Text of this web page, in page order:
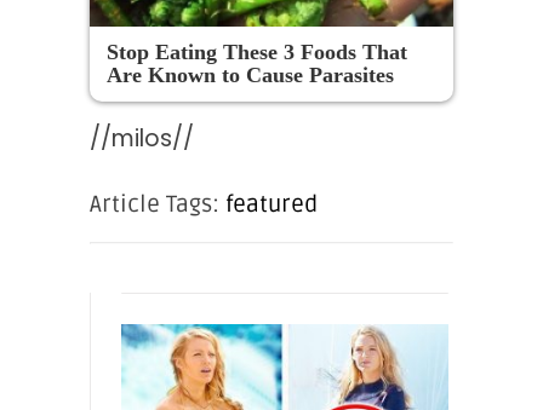
Stop Eating These 3 Foods That
Are Known to Cause Parasites
//milos//
Article Tags: featured